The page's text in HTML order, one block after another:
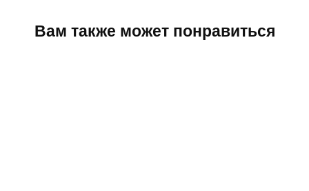
Вам также может понравиться